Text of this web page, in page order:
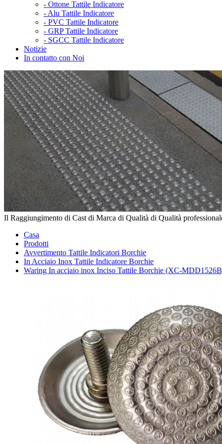
- Ottone Tattile Indicatore
- Alu Tattile Indicatore
- PVC Tattile Indicatore
- GRP Tattile Indicatore
- SGCC Tattile Indicatore
Notizie
In contatto con Noi
Il Raggiungimento di Cast di Marca di Qualità di Qualità
Casa
Prodotti
Avvertimento Tattile Indicatori Borchie
In Acciaio Inox Tattile Indicatore Borchie
Waring In acciaio inox Inciso Tattile Borchie (XC-